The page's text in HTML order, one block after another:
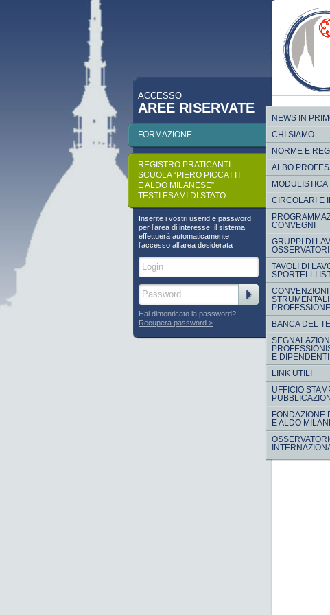
p
NEWS IN
CHI SIAMO
NORME E
ALBO
MODULISTICA
CIRCOLARI E
CONVEGNI
GRUPPI DI
TAVOLI DI
SPORTELLI
PROFESSIONE
BANCA DEL
E DIPENDENTI
LINK UTILI
UFFICIO
PUBBLICAZIONI
FONDAZIONE
E ALDO
ACCESSO
AREE RISERVATE
FORMAZIONE
REGISTRO PRATICANTI
SCUOLA “PIERO PICCATTI
E ALDO MILANESE”
TESTI ESAMI DI STATO
Inserite i vostri userid e password
per l’area di interesse: il sistema
effettuerà automaticamente
l’accesso all’area desiderata
Hai dimenticato la password?
Recupera password